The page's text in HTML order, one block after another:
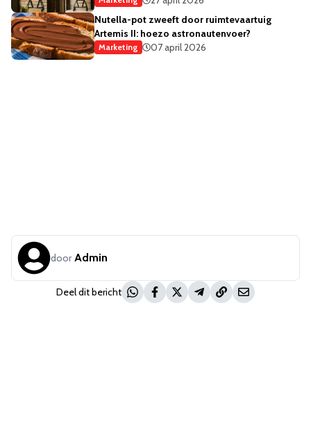
Nutella-pot zweeft door ruimtevaartuig
Artemis II: hoezo astronautenvoer?
Marketing 07 april 2026
door Admin
Deel dit bericht